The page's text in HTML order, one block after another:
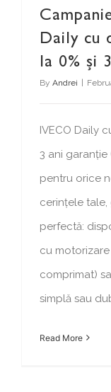
Daily cu
la 0% și
By Andrei
IVECO Daily
3 ani garanție
pentru orice
cerințele tale,
perfectă:
cu
comprimat)
simplă sau
Read More